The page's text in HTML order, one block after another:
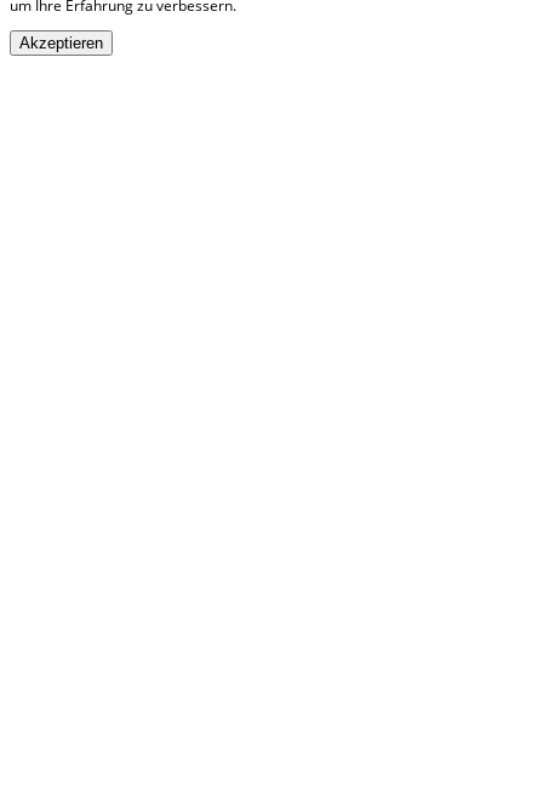
um Ihre Erfahrung zu verbessern.
Akzeptieren